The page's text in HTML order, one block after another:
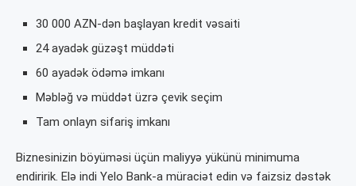
30 000 AZN-dən başlayan kredit vəsaiti
24 ayadək güzəşt müddəti
60 ayadək ödəmə imkanı
Məbləğ və müddət üzrə çevik seçim
Tam onlayn sifariş imkanı
Biznesinizin böyüməsi üçün maliyyə yükünü minimuma
endiririk. Elə indi Yelo Bank-a müraciət edin və faizsiz dəstək